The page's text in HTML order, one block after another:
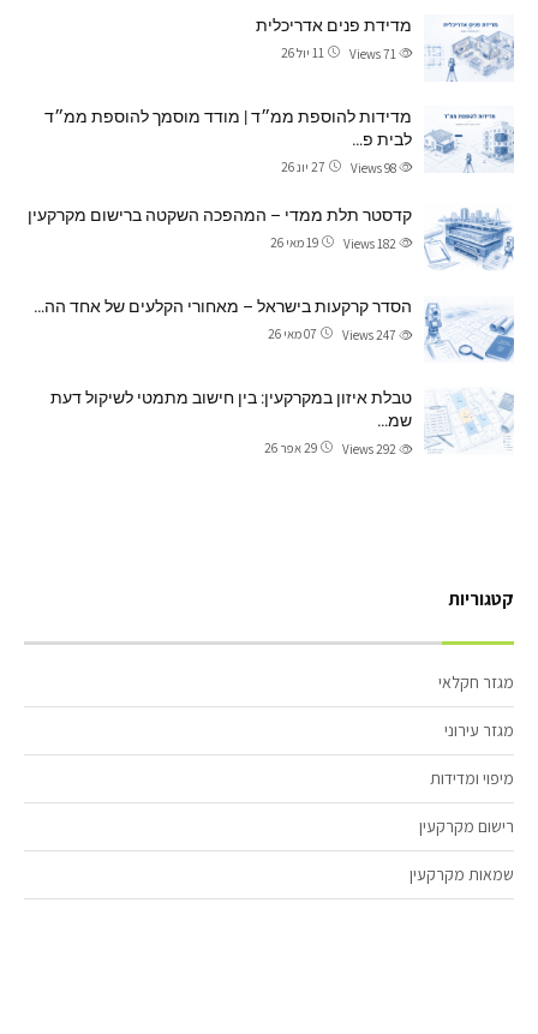
מדידת פנים אדריכלית
11 יול 26 Views
מדידות להוספת ממ״ד | מודד מוסמך להוספת ממ״ד
לבית פ…
27 יונ 26 Views
קדסטר תלת ממדי – המהפכה השקטה ברישום מקרקעין
19 מאי 26 Views
הסדר קרקעות בישראל – מאחורי הקלעים של אחד הה…
07 מאי 26 Views
טבלת איזון במקרקעין: בין חישוב מתמטי לשיקול דעת
שמ…
29 אפר 26 Views
קטגוריות
מגזר חקלאי
מגזר עירוני
מיפוי ומדידות
רישום מקרקעין
שמאות מקרקעין